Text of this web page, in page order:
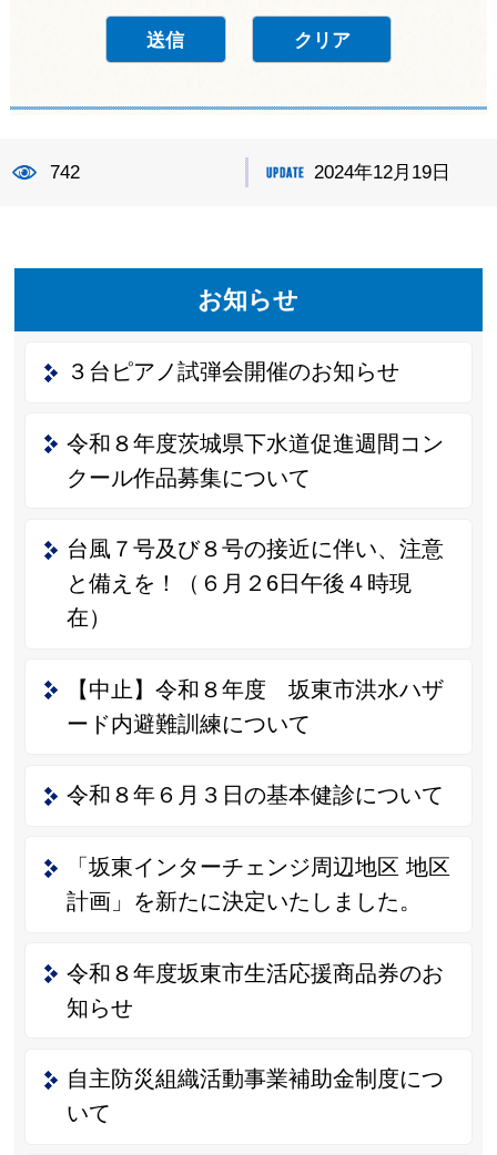
742 2024年12月19日
お知らせ
３台ピアノ試弾会開催のお知らせ
令和８年度茨城県下水道促進週間コン
クール作品募集について
台風７号及び８号の接近に伴い、注意
と備えを！（６月２6日午後４時現
在）
【中止】令和８年度 坂東市洪水ハザ
ード内避難訓練について
令和８年６月３日の基本健診について
「坂東インターチェンジ周辺地区 地区
計画」を新たに決定いたしました。
令和８年度坂東市生活応援商品券のお
知らせ
自主防災組織活動事業補助金制度につ
いて